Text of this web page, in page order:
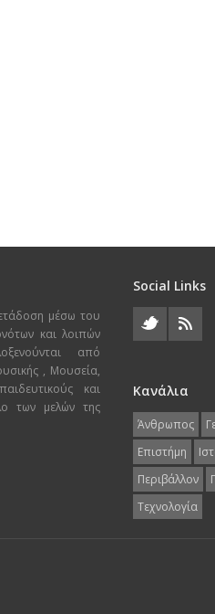
μέσω του
και λοιπών
από
, Μουσεία,
και
των μελών της
Social Links
Κανάλια
Άνθρωπος
Επιστήμη
Περιβάλλον
Τεχνολογία